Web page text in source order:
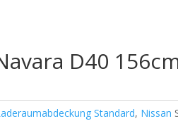
D40
Standard, Nissan